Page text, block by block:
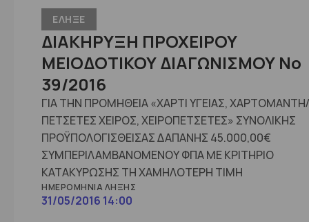
ΕΛΗΞΕ
ΔΙΑΚΗΡΥΞΗ ΠΡΟΧΕΙΡΟΥ
ΜΕΙΟΔΟΤΙΚΟΥ ΔΙΑΓΩΝΙΣΜΟΥ No
39/2016
ΓΙΑ ΤΗΝ ΠΡΟΜΗΘΕΙΑ «ΧΑΡΤΙ ΥΓΕΙΑΣ,
ΠΕΤΣΕΤΕΣ ΧΕΙΡΟΣ, ΧΕΙΡΟΠΕΤΣΕΤΕΣ» ΣΥΝΟΛΙΚΗΣ
ΠΡΟΫΠΟΛΟΓΙΣΘΕΙΣΑΣ ΔΑΠΑΝΗΣ 45.000,00€
ΣΥΜΠΕΡΙΛΑΜΒΑΝΟΜΕΝΟΥ ΦΠΑ ΜΕ ΚΡΙΤΗΡΙΟ
ΚΑΤΑΚΥΡΩΣΗΣ ΤΗ ΧΑΜΗΛΟΤΕΡΗ ΤΙΜΗ
ΗΜΕΡΟΜΗΝΊΑ ΛΉΞΗΣ
31/05/2016 14:00